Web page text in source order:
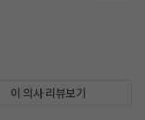
이 의사 리뷰보기